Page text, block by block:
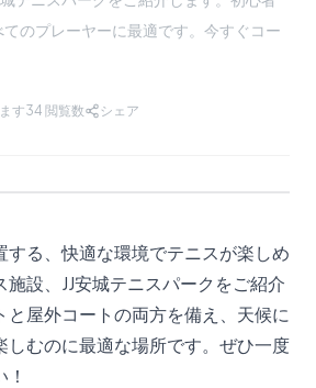
のプレーヤーに最適です。今すぐコー
す34 閲覧数 シェア
する、快適な環境でテニスが楽しめ
施設、JJ安城テニスパークをご紹介
と屋外コートの両方を備え、天候に
しむのに最適な場所です。ぜひ一度